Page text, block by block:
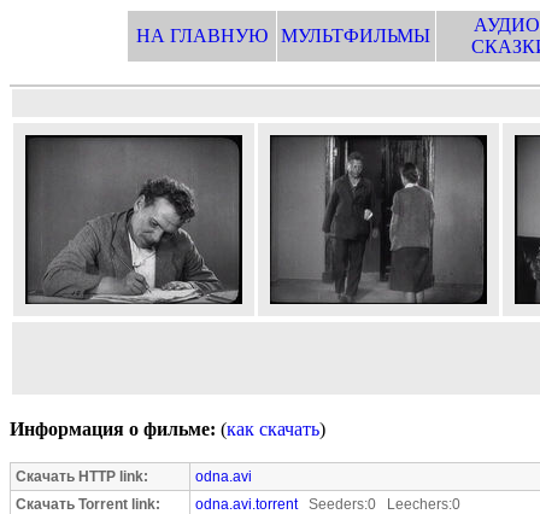
НА ГЛАВНУЮ МУЛЬТФИЛЬМЫ
Информация о фильме: (как скачать)
Скачать HTTP link:
odna.avi
Скачать Torrent link:
odna.avi.torrentSeeders:0 Leechers:0